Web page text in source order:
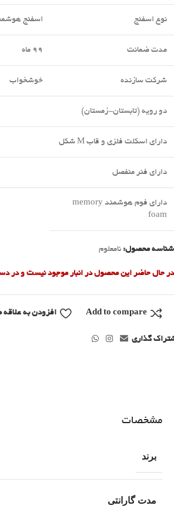
نوع اسفنج اسفنج
مدت ضمانت 99 ماه
شرکت سازنده خوشخواب
دو رویه (تابستان-زمستان)
دارای اسکلت فلزی و قاب M شکل
دارای فنر منفصل
دارای فوم هوشمند memory
foam
شناسه محصول: نامعلوم
در حال حاضر این محصول در انبار موجود نیست و در
Add to compare افزودن به علاقه
گذاری
مشخصات
برند
مدت گارانتی